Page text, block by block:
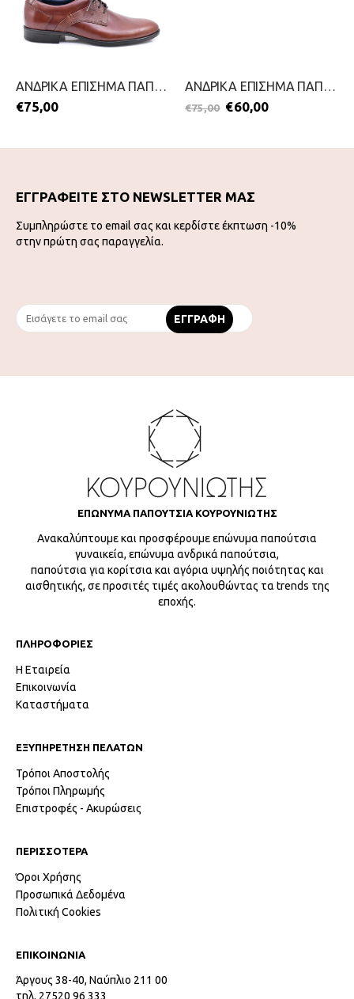
ΑΝΔΡΙΚΑ ΕΠΙΣΗΜΑ ΠΑΠΟΥΤΣΙΑ-STEVE KOMMON-2411-0413-ΤΑΜΠΑ
€75,00
ΑΝΔΡΙΚΑ ΕΠΙΣΗΜΑ ΠΑΠΟΥΤΣΙΑ-STEVE KOMMON-2311-0300-ΜΑΥΡΟ
€75,00 €60,00
ΕΓΓΡΑΦΕΙΤΕ ΣΤΟ NEWSLETTER ΜΑΣ
Συμπληρώστε το email σας και κερδίστε έκπτωση -10%
στην πρώτη σας παραγγελία.
ΕΠΩΝΥΜΑ ΠΑΠΟΥΤΣΙΑ ΚΟΥΡΟΥΝΙΩΤΗΣ
Ανακαλύπτουμε και προσφέρουμε επώνυμα παπούτσια
γυναικεία, επώνυμα ανδρικά παπούτσια,
παπούτσια για κορίτσια και αγόρια υψηλής ποιότητας και
αισθητικής, σε προσιτές τιμές ακολουθώντας τα trends της
εποχής.
ΠΛΗΡΟΦΟΡΙΕΣ
Η Εταιρεία
Επικοινωνία
Καταστήματα
ΕΞΥΠΗΡΕΤΗΣΗ ΠΕΛΑΤΩΝ
Τρόποι Αποστολής
Τρόποι Πληρωμής
Επιστροφές - Ακυρώσεις
ΠΕΡΙΣΣΟΤΕΡΑ
Όροι Χρήσης
Προσωπικά Δεδομένα
Πολιτική Cookies
ΕΠΙΚΟΙΝΩΝΙΑ
Άργους 38-40, Ναύπλιο 211 00
τηλ. 27520 96 333